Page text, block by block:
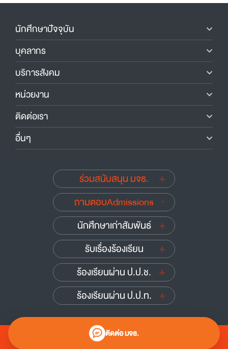
ติดต่อ มจธ.
นักศึกษาปัจจุบัน
บุคลากร
บริการสังคม
หน่วยงาน
ติดต่อเรา
อื่นๆ
ร่วมสนับสนุน มจธ.
ถามตอบAdmissions
นักศึกษาเก่าสัมพันธ์
รับเรื่องร้องเรียน
ร้องเรียนผ่าน ป.ป.ช.
ร้องเรียนผ่าน ป.ป.ท.
0 2470 8000